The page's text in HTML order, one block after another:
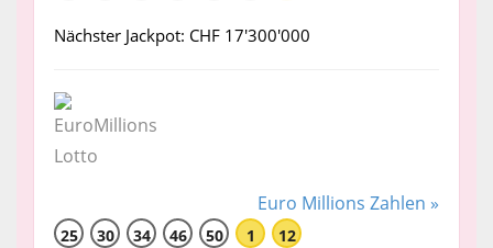
Nächster Jackpot: CHF 17'300'000
Euro Millions Zahlen »
25 30 34 46 50 1 12